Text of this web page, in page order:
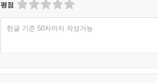
평점
한글 기준 50자까지 작성가능